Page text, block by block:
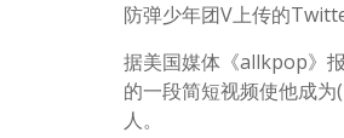
防弹少年团V上传的
据美国媒体《allkpop》
的一段简短视频使他成
人。